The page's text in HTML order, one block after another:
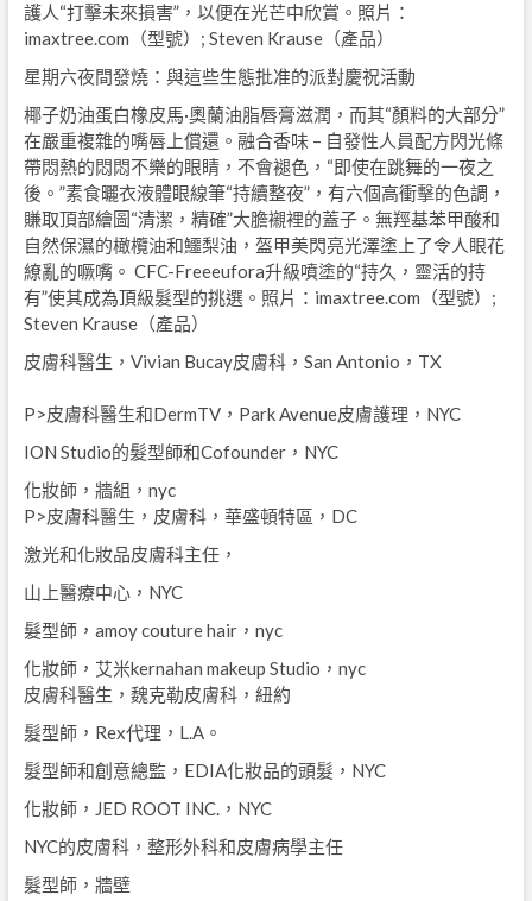
護人“打擊未來損害”，以便在光芒中欣賞。照片：
imaxtree.com（型號）; Steven Krause（產品）
星期六夜間發燒：與這些生態批准的派對慶祝活動
椰子奶油蛋白橡皮馬·奧蘭油脂唇膏滋潤，而其“顏料的大部分”
在嚴重複雜的嘴唇上償還。融合香味 – 自發性人員配方閃光條
帶悶熱的悶悶不樂的眼睛，不會褪色，“即使在跳舞的一夜之
後。”素食曬衣液體眼線筆“持續整夜”，有六個高衝擊的色調，
賺取頂部繪圖“清潔，精確”大膽襯裡的蓋子。無羥基苯甲酸和
自然保濕的橄欖油和鱷梨油，盔甲美閃亮光澤塗上了令人眼花
繚亂的噘嘴。 CFC-Freeeufora升級噴塗的“持久，靈活的持
有”使其成為頂級髮型的挑選。照片：imaxtree.com（型號）;
Steven Krause（產品）
皮膚科醫生，Vivian Bucay皮膚科，San Antonio，TX
P>皮膚科醫生和DermTV，Park Avenue皮膚護理，NYC
ION Studio的髮型師和Cofounder，NYC
化妝師，牆組，nyc
P>皮膚科醫生，皮膚科，華盛頓特區，DC
激光和化妝品皮膚科主任，
山上醫療中心，NYC
髮型師，amoy couture hair，nyc
化妝師，艾米kernahan makeup Studio，nyc
皮膚科醫生，魏克勒皮膚科，紐約
髮型師，Rex代理，L.A。
髮型師和創意總監，EDIA化妝品的頭髮，NYC
化妝師，JED ROOT INC.，NYC
NYC的皮膚科，整形外科和皮膚病學主任
髮型師，牆壁